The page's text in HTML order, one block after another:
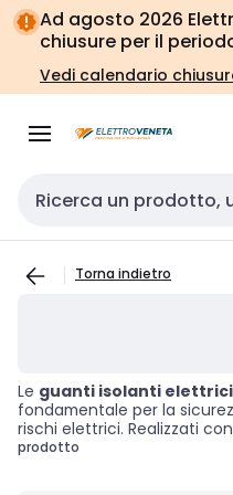
Vai alla
navigazione
Vai
alla
pagina
Ad agosto 2026
chiusure per il
Vedi calendario
Cerca input
Torna indietro
Le guanti isolanti elettrici
fondamentale per la
rischi elettrici. Realizzati
un'adeguata protezione
prodotto